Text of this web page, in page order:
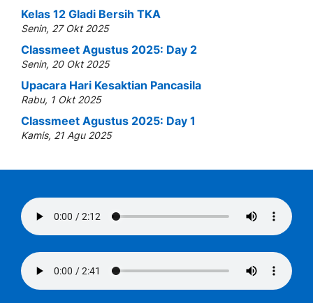
Kelas 12 Gladi Bersih TKA
Senin, 27 Okt 2025
Classmeet Agustus 2025: Day 2
Senin, 20 Okt 2025
Upacara Hari Kesaktian Pancasila
Rabu, 1 Okt 2025
Classmeet Agustus 2025: Day 1
Kamis, 21 Agu 2025